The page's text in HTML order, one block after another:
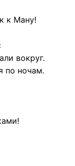
к Ману!
вокруг.
по ночам.